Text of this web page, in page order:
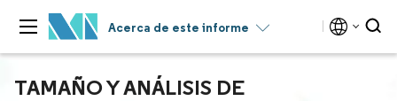
Acerca de este informe
TAMAÑO Y ANÁLISIS DE